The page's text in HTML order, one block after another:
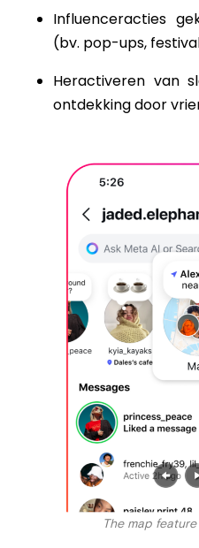
Influenceracties
(bv. pop-ups,
Heractiveren van
ontdekking door
The map